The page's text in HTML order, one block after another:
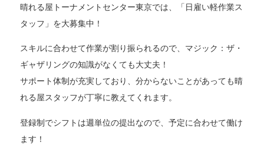
晴れる屋トーナメントセンター東京では、「 日雇い軽作業ス
タッフ」を大募集中！
スキルに合わせて作業が割り振られるので、 マジック：ザ・
ギャザリングの知識がなくても大丈夫！
サポート体制が充実しており、分からないことがあっても晴
れる屋スタッフが丁寧に教えてくれます。
登録制でシフトは週単位の提出なので、予定に合わせて働け
ます！